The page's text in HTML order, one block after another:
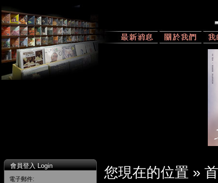
會員登入 Login
電子郵件: 您現在的位置 »